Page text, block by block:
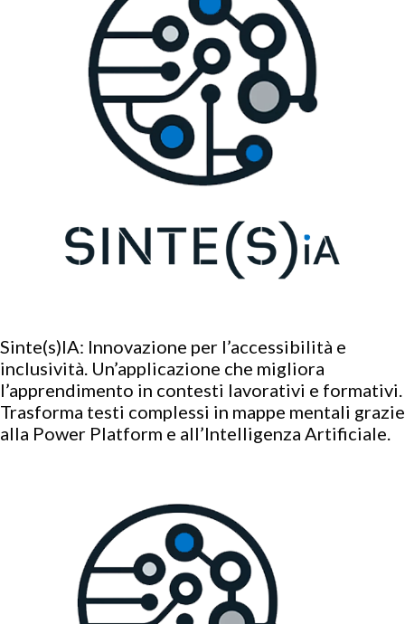
Sinte(s)IA: Innovazione per l’accessibilità e
inclusività. Un’applicazione che migliora
l’apprendimento in contesti lavorativi e formativi.
Trasforma testi complessi in mappe mentali grazie
alla Power Platform e all’Intelligenza Artificiale.